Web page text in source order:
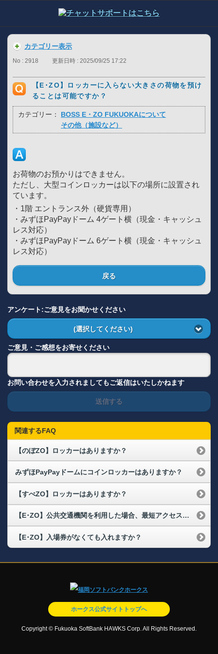
カテゴリー表示
No : 2918 更新日時 : 2025/09/25 17:22
【E･ZO】ロッカーに入らない大きさの荷物を預け
ることは可能ですか？
カテゴリー：
BOSS E・ZO FUKUOKAについて
その他（施設など）
お荷物のお預かりはできません。
ただし、大型コインロッカーは以下の場所に設置され
ています。
・1階 エントランス外（硬貨専用）
・みずほPayPayドーム 4ゲート横（現金・キャッシュ
レス対応）
・みずほPayPayドーム 6ゲート横（現金・キャッシュ
レス対応）
戻る
アンケート:ご意見をお聞かせください
(選択してください)
ご意見・ご感想をお寄せください
お問い合わせを入力されましてもご返信はいたしかねます
送信する
関連するFAQ
【のぼZO】ロッカーはありますか？
みずほPayPayドームにコインロッカーはありますか？
【すべZO】ロッカーはありますか？
【E･ZO】公共交通機関を利用した場合、最短アクセス方法を教えてください。
【E･ZO】入場券がなくても入れますか？
ホークス公式サイトトップへ
Copyright © Fukuoka SoftBank HAWKS Corp. All Rights Reserved.